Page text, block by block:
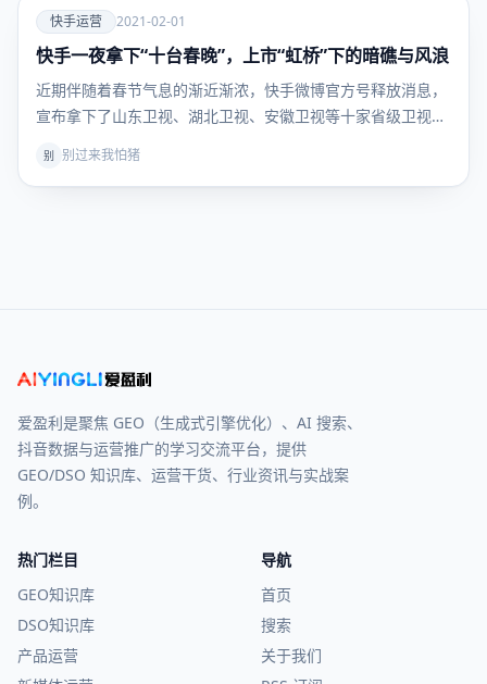
爱
快手运
营
快手运营 2021-02-01
快手一夜拿下“十台春晚”，上市“虹桥”下的暗礁与风浪
近期伴随着春节气息的渐近渐浓，快手微博官方号释放消息，
宣布拿下了山东卫视、湖北卫视、安徽卫视等十家省级卫视春
别 别过来我怕猪
爱盈利是聚焦 GEO（生成式引擎优化）、AI 搜索、
抖音数据与运营推广的学习交流平台，提供
GEO/DSO 知识库、运营干货、行业资讯与实战案
例。
热门栏目
GEO知识库
DSO知识库
产品运营
导航
首页
搜索
关于我们